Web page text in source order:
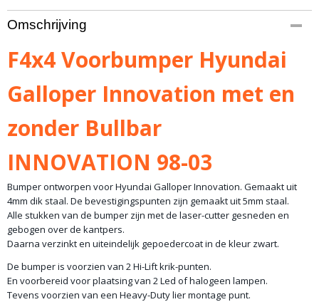
Productcode
1215-278
Bruto gewicht
75,00 Kg
Omschrijving
F4x4 Voorbumper Hyundai
Galloper Innovation met en
zonder Bullbar
INNOVATION 98-03
Bumper ontworpen voor Hyundai Galloper Innovation. Gemaakt uit
4mm dik staal. De bevestigingspunten zijn gemaakt uit 5mm staal.
Alle stukken van de bumper zijn met de laser-cutter gesneden en
gebogen over de kantpers.
Daarna verzinkt en uiteindelijk gepoedercoat in de kleur zwart.
De bumper is voorzien van 2 Hi-Lift krik-punten.
En voorbereid voor plaatsing van 2 Led of halogeen lampen.
Tevens voorzien van een Heavy-Duty lier montage punt.